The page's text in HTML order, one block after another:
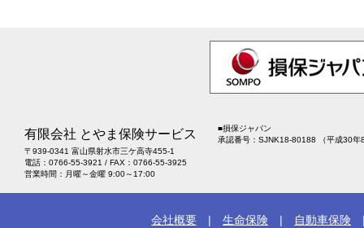
有限会社 とやま保険サービス
〒939-0341 富山県射水市三ケ高寺455-1
電話：0766-55-3921 / FAX：0766-55-3925
営業時間：月曜～金曜 9:00～17:00
■損保ジャパン
承認番号：SJNK18-80188 （平成30年
会社概要 | 生命保険 | 自動車保険